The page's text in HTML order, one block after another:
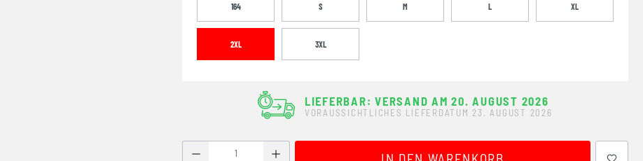
164 S M L XL
2XL 3XL
LIEFERBAR: VERSAND AM 20. AUGUST 2026
VORAUSSICHTLICHES LIEFERDATUM 23. AUGUST 2026
Produkt Anzahl: Gib den gewünschten Wert ein oder benutze die Schaltflächen